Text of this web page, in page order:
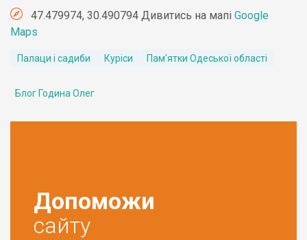
47.479974, 30.490794 Дивитись на мапі Google
Maps
Палаци і садиби Куріси Пам'ятки Одеської області
Блог Година Олег
Допоможи
сайту